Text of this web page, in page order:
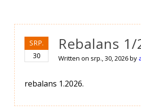
SRP.
30
Rebalans
Written on srp., 30, 2026by
rebalans 1.2026.